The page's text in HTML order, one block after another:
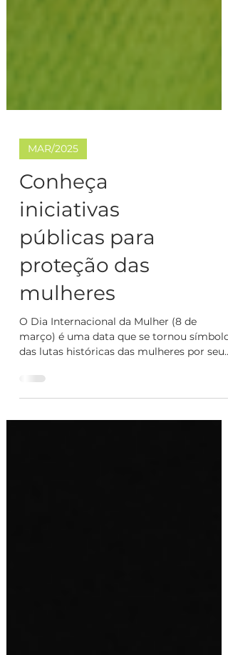
MAR/2025
Conheça
iniciativas
públicas para
proteção das
mulheres
O Dia Internacional da Mulher (8 de
das lutas históricas das mulheres por seus
direitos, por...